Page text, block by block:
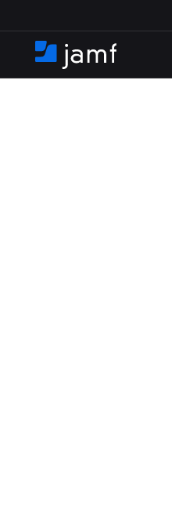
​
至
住
家